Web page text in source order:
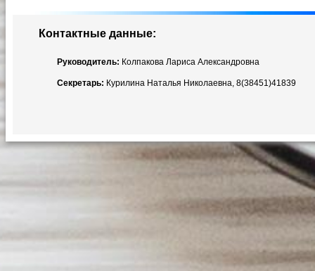
Контактные данные:
Руководитель: Колпакова Лариса Александровна
Секретарь: Курилина Наталья Николаевна, 8(38451)41839